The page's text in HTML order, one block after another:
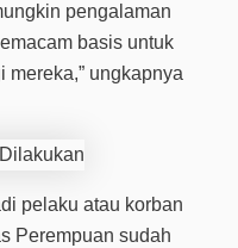
pengalaman
basis untuk
mereka,” ungkapnya
pelaku atau korban
Perempuan sudah